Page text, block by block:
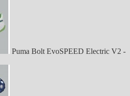
Puma Bolt EvoSPEED Electric V2 -